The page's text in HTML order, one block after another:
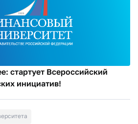
стартует Всероссийский
инициатив!